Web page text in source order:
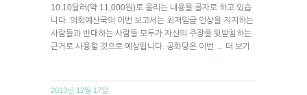
10.10달러(약 11,000원)로 올리는 내용을 골자로 하고 있습
니다. 의회예산국의 이번 보고서는 최저임금 인상을 지지하는
사람들과 반대하는 사람들 모두가 자신의 주장을 뒷받침하는
근거로 사용할 것으로 예상됩니다. 공화당은 이번 → 더 보기
2013년 12월 17일.